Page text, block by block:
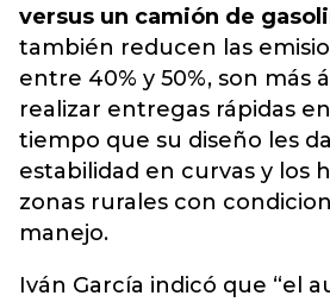
versus un camión de
también reducen las
entre 40% y 50%, son más
realizar entregas rápidas en
tiempo que su diseño les
estabilidad en curvas y los
zonas rurales con
manejo.
Iván García indicó que “el